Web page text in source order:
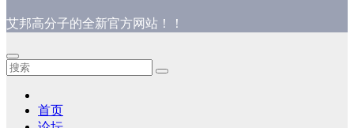
艾邦高分子的全新官方网站！！
首页